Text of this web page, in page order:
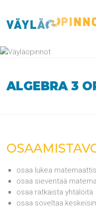
content
ALGEBRA 3
osaa lukea
osaa sieventää
osaa ratkaista yhtälöitä
osaa soveltaa